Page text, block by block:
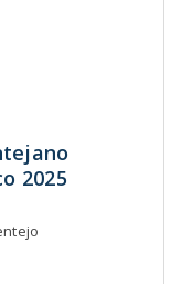
2025